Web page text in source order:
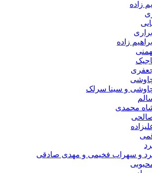
سرلک
فخیمی و مهدی صادقی